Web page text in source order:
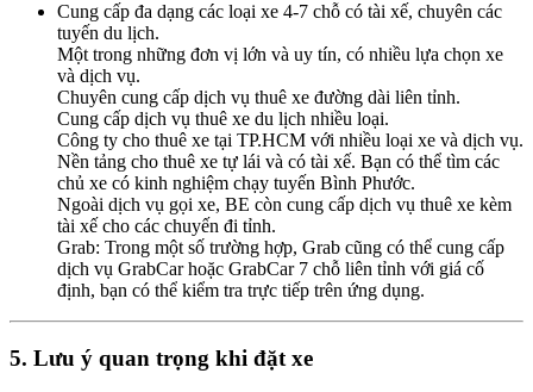
Cung cấp đa dạng các loại xe 4-7 chỗ có tài xế, chuyên các
tuyến du lịch.
Một trong những đơn vị lớn và uy tín, có nhiều lựa chọn xe
và dịch vụ.
Chuyên cung cấp dịch vụ thuê xe đường dài liên tỉnh.
Cung cấp dịch vụ thuê xe du lịch nhiều loại.
Công ty cho thuê xe tại TP.HCM với nhiều loại xe và dịch vụ.
Nền tảng cho thuê xe tự lái và có tài xế. Bạn có thể tìm các
chủ xe có kinh nghiệm chạy tuyến Bình Phước.
Ngoài dịch vụ gọi xe, BE còn cung cấp dịch vụ thuê xe kèm
tài xế cho các chuyến đi tỉnh.
Grab: Trong một số trường hợp, Grab cũng có thể cung cấp
dịch vụ GrabCar hoặc GrabCar 7 chỗ liên tỉnh với giá cố
định, bạn có thể kiểm tra trực tiếp trên ứng dụng.
5. Lưu ý quan trọng khi đặt xe